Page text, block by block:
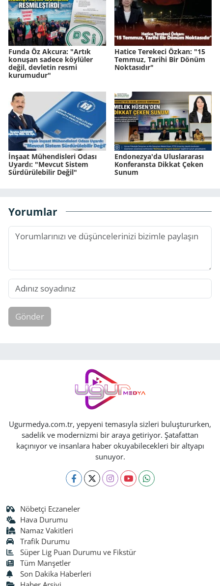
Funda Öz Akcura: "Artık
konuşan sadece köylüler
değil, devletin resmi
kurumudur"
Hatice Terekeci Özkan: "15
Temmuz, Tarihi Bir Dönüm
Noktasıdır"
İnşaat Mühendisleri Odası
Uyardı: "Mevcut Sistem
Sürdürülebilir Değil"
Endonezya'da Uluslararası
Konferansta Dikkat Çeken
Sunum
Yorumlar
Gönder
Ugurmedya.com.tr, yepyeni temasıyla sizleri buluştururken,
sadelik ve modernizmi bir araya getiriyor. Şatafattan
kaçınıyor ve insanlara haber okuyabilecekleri bir altyapı
sunuyor.
Nöbetçi Eczaneler
Hava Durumu
Namaz Vakitleri
Trafik Durumu
Süper Lig Puan Durumu ve Fikstür
Tüm Manşetler
Son Dakika Haberleri